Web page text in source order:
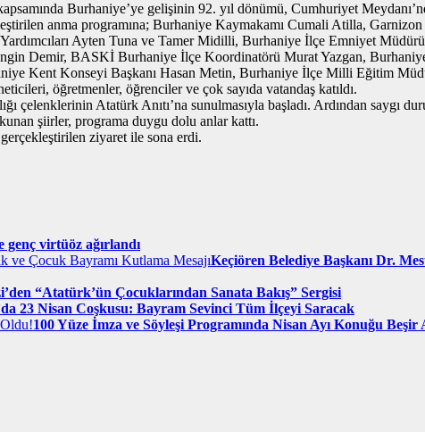
Burhaniye’ye gelişinin 92. yıl dönümü, Cumhuriyet
anma programına; Burhaniye Kaymakamı Cumali Atilla,
Ayten Tuna ve Tamer Midilli, Burhaniye İlçe Emniyet
Demir, BASKİ Burhaniye İlçe Koordinatörü Murat Yazgan,
Kent Konseyi Başkanı Hasan Metin, Burhaniye İlçe Milli Eğitim
öğretmenler, öğrenciler ve çok sayıda vatandaş katıldı.
çelenklerinin Atatürk Anıtı’na sunulmasıyla başladı. Ardından saygı
şiirler, programa duygu dolu anlar kattı.
ziyaret ile sona erdi.
virtüöz ağırlandı
Keçiören Belediye Başkanı Dr.
“Atatürk’ün Çocuklarından Sanata Bakış” Sergisi
23 Nisan Coşkusu: Bayram Sevinci Tüm İlçeyi Saracak
100 Yüze İmza ve Söyleşi Programında Nisan Ayı Konuğu